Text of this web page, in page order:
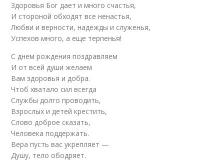
Здоровья Бог дает и много счастья,
И стороной обходят все ненастья,
Любви и верности, надежды и служенья,
Успехов много, а еще терпенья!
С днем рождения поздравляем
И от всей души желаем
Вам здоровья и добра.
Чтоб хватало сил всегда
Службы долго проводить,
Взрослых и детей крестить,
Слово доброе сказать,
Человека поддержать.
Вера пусть вас укрепляет —
Душу, тело ободряет.